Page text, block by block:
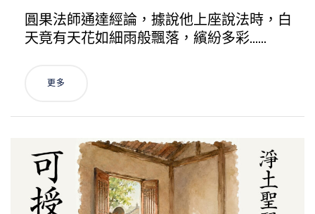
圓果法師通達經論，據說他上座說法時，白
天竟有天花如細雨般飄落，繽紛多彩……
更多